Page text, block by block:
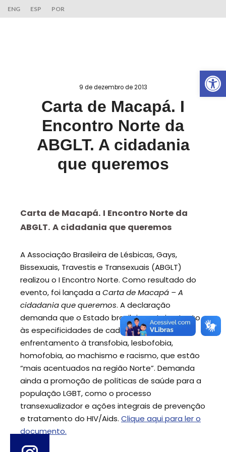
ENG ESP POR
9 de dezembro de 2013
Carta de Macapá. I
Encontro Norte da
ABGLT. A cidadania
que queremos
Carta de Macapá. I Encontro Norte da
ABGLT. A cidadania que queremos
A Associação Brasileira de Lésbicas, Gays,
Bissexuais, Travestis e Transexuais (ABGLT)
realizou o I Encontro Norte. Como resultado do
evento, foi lançada a Carta de Macapá – A
cidadania que queremos. A declaração
demanda que o Estado brasileiro esteja atento
às especificidades de cada região no
enfrentamento à transfobia, lesbofobia,
homofobia, ao machismo e racismo, que estão
“mais acentuados na região Norte”. Demanda
ainda a promoção de políticas de saúde para a
população LGBT, como o processo
transexualizador e ações integrais de prevenção
e tratamento do HIV/Aids. Clique aqui para ler o
documento.